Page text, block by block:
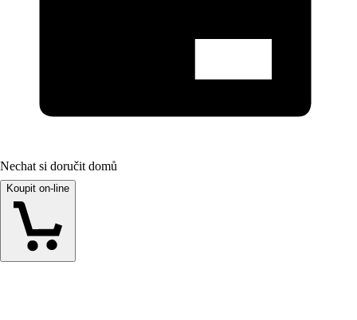
Nechat si doručit domů
Koupit on-line